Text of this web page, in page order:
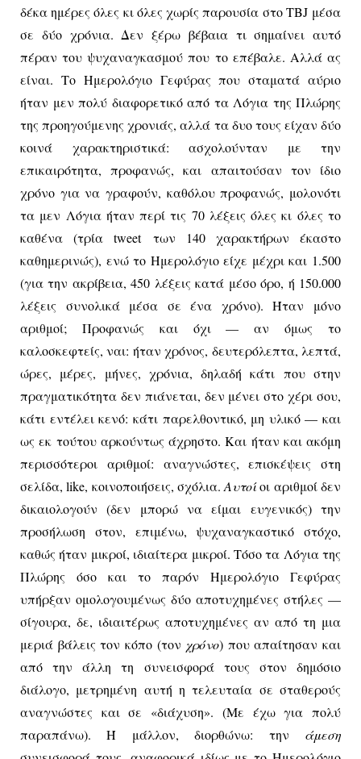
δέκα ημέρες όλες κι όλες χωρίς παρουσία στοTBJ μέσα
σε δύο χρόνια. Δεν ξέρω βέβαια τι σημαίνει αυτό
πέραν του ψυχαναγκασμού που το επέβαλε. Αλλά ας
είναι. Το Ημερολόγιο Γεφύρας που σταματά αύριο
ήταν μεν πολύ διαφορετικό από τα Λόγια της Πλώρης
της προηγούμενης χρονιάς, αλλά τα δυο τους είχαν δύο
κοινά χαρακτηριστικά: ασχολούνταν με την
επικαιρότητα, προφανώς, και απαιτούσαν τον ίδιο
χρόνο για να γραφούν, καθόλου προφανώς, μολονότι
τα μεν Λόγια ήταν περί τις 70 λέξεις όλες κι όλες το
καθένα (τρίαtweet των 140 χαρακτήρων έκαστο
καθημερινώς), ενώ το Ημερολόγιο είχε μέχρι και 1.500
(για την ακρίβεια, 450 λέξεις κατά μέσο όρο, ή 150.000
λέξεις συνολικά μέσα σε ένα χρόνο). Ήταν μόνο
αριθμοί; Προφανώς και όχι — αν όμως το
καλοσκεφτείς, ναι: ήταν χρόνος, δευτερόλεπτα, λεπτά,
ώρες, μέρες, μήνες, χρόνια, δηλαδή κάτι που στην
πραγματικότητα δεν πιάνεται, δεν μένει στο χέρι σου,
κάτι εντέλει κενό: κάτι παρελθοντικό, μη υλικό — και
ως εκ τούτου αρκούντως άχρηστο. Και ήταν και ακόμη
περισσότεροι αριθμοί: αναγνώστες, επισκέψεις στη
σελίδα,like, κοινοποιήσεις, σχόλια.Αυτοίοι αριθμοί δεν
δικαιολογούν (δεν μπορώ να είμαι ευγενικός) την
προσήλωση στον, επιμένω, ψυχαναγκαστικό στόχο,
καθώς ήταν μικροί, ιδιαίτερα μικροί. Τόσο τα Λόγια της
Πλώρης όσο και το παρόν Ημερολόγιο Γεφύρας
υπήρξαν ομολογουμένως δύο αποτυχημένες στήλες —
σίγουρα, δε, ιδιαιτέρως αποτυχημένες αν από τη μια
μεριά βάλεις τον κόπο (τον χρόνο) που απαίτησαν και
από την άλλη τη συνεισφορά τους στον δημόσιο
διάλογο, μετρημένη αυτή η τελευταία σε σταθερούς
αναγνώστες και σε «διάχυση». (Με έχω για πολύ
παραπάνω). Ή μάλλον, διορθώνω: την άμεση